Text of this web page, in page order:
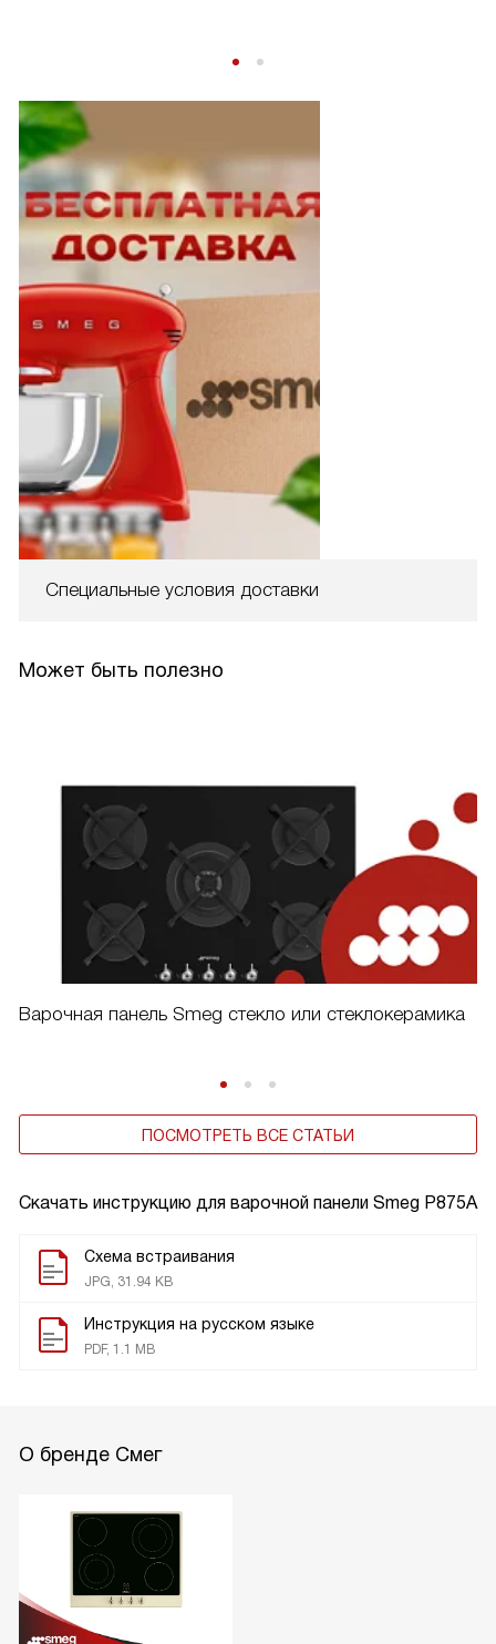
Скачать инструкцию для варочной панели Smeg P875A
Схема встраивания
JPG, 31.94 KB
Инструкция на русском языке
PDF, 1.1 MB
Специальные условия доставки
Может быть полезно
Варочная панель Smeg стекло или стеклокерамика
ПОСМОТРЕТЬ ВСЕ СТАТЬИ
О бренде Смег